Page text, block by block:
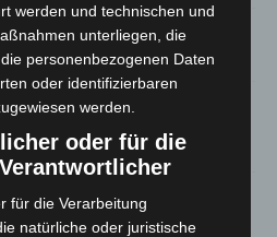
Unfall auf Baustelle
Umbau in Langenhagen
von „Archetyp Market“ erhoben
werden und technischen und
unterliegen, die
personenbezogenen Daten
oder identifizierbaren
werden.
oder für die
für die Verarbeitung
natürliche oder juristische